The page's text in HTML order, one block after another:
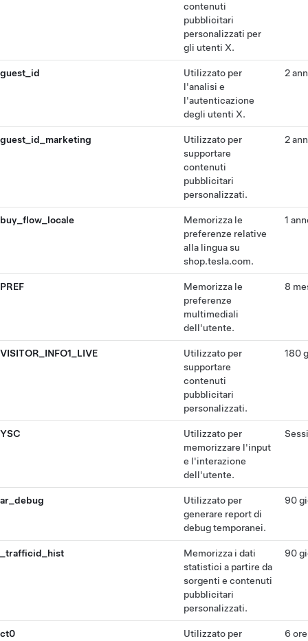
contenuti
pubblicitari
personalizzati per
gli utenti X.
guest_id
Utilizzato per
l'analisi e
l'autenticazione
degli utenti X.
2
guest_id_marketing
Utilizzato per
supportare
contenuti
pubblicitari
personalizzati.
2
buy_flow_locale
Memorizza le
preferenze relative
alla lingua su
shop.tesla.com.
1
PREF
Memorizza le
preferenze
multimediali
dell'utente.
8
VISITOR_INFO1_LIVE
Utilizzato per
supportare
contenuti
pubblicitari
personalizzati.
180
YSC
Utilizzato per
memorizzare l'input
e l'interazione
dell'utente.
ar_debug
Utilizzato per
generare report di
debug temporanei.
90
_trafficid_hist
Memorizza i dati
statistici a partire da
sorgenti e contenuti
pubblicitari
personalizzati.
90
ct0
Utilizzato per
6 ore